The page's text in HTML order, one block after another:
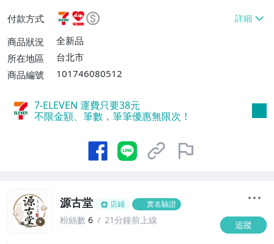
或消費滿$1298免運費】、7-ELEVEN取貨
不付款【免運費】、萊爾富取貨付款【單件
運費$60、滿5件或消費滿$1298免運
費】、宅配/貨運【單件運費$120、滿5件
付款方式
商品狀況
全新品
所在地區
台北市
商品編號
101746080512
7-ELEVEN 運費只要38元
不限金額、筆數，筆筆優惠無限次！
源古堂 店鋪 實名驗證
粉絲數 6 21分鐘前上線 追蹤